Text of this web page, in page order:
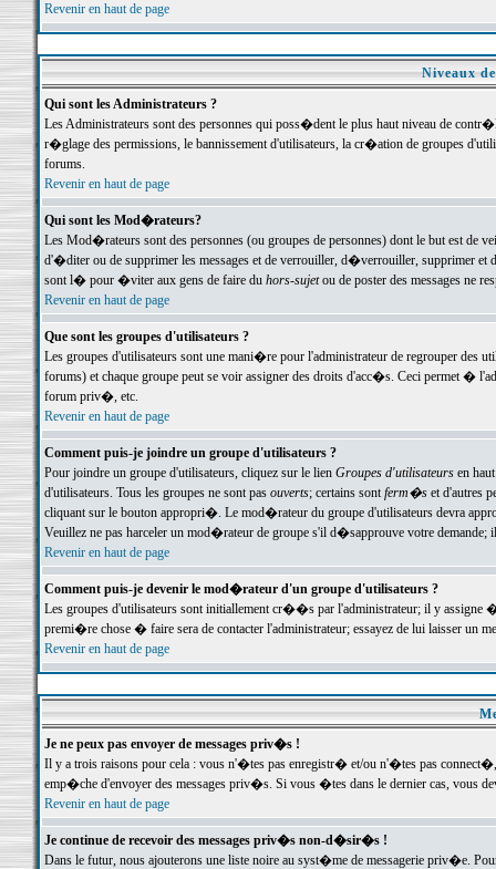
Revenir en haut de page
Niveaux
Qui sont les Administrateurs ?
Les Administrateurs sont des personnes qui poss�dent le plus haut niveau de
r�glage des permissions, le bannissement d'utilisateurs, la cr�ation de groupes
forums.
Revenir en haut de page
Qui sont les Mod�rateurs?
Les Mod�rateurs sont des personnes (ou groupes de personnes) dont le but est de
d'�diter ou de supprimer les messages et de verrouiller, d�verrouiller, supprimer
sont l� pour �viter aux gens de faire du hors-sujetou de poster des messages ne
Revenir en haut de page
Que sont les groupes d'utilisateurs ?
Les groupes d'utilisateurs sont une mani�re pour l'administrateur de regrouper des
forums) et chaque groupe peut se voir assigner des droits d'acc�s. Ceci permet
forum priv�, etc.
Revenir en haut de page
Comment puis-je joindre un groupe d'utilisateurs ?
Pour joindre un groupe d'utilisateurs, cliquez sur le lien Groupes d'utilisateursen haut
d'utilisateurs. Tous les groupes ne sont pas ouverts; certains sontferm�set d'autres
cliquant sur le bouton appropri�. Le mod�rateur du groupe d'utilisateurs devra
Veuillez ne pas harceler un mod�rateur de groupe s'il d�sapprouve votre demande;
Revenir en haut de page
Comment puis-je devenir le mod�rateur d'un groupe d'utilisateurs ?
Les groupes d'utilisateurs sont initiallement cr��s par l'administrateur; il y
premi�re chose � faire sera de contacter l'administrateur; essayez de lui laisser un
Revenir en haut de page
Je ne peux pas envoyer de messages priv�s !
Il y a trois raisons pour cela : vous n'�tes pas enregistr� et/ou n'�tes pas
emp�che d'envoyer des messages priv�s. Si vous �tes dans le dernier cas, vous
Revenir en haut de page
Je continue de recevoir des messages priv�s non-d�sir�s !
Dans le futur, nous ajouterons une liste noire au syst�me de messagerie priv�e.